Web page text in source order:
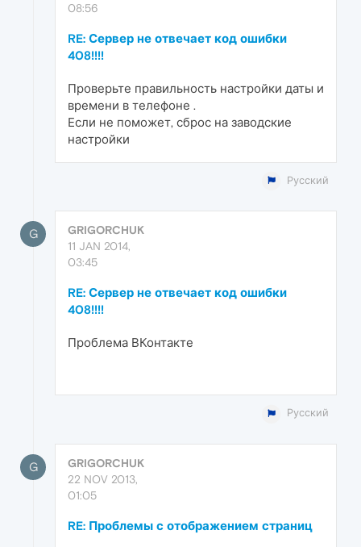
08:56
RE: Сервер не отвечает код ошибки
408!!!!
Проверьте правильность настройки даты и
времени в телефоне .
Если не поможет, сброс на заводские
настройки
Русский
G
GRIGORCHUK
11 JAN 2014,
03:45
RE: Сервер не отвечает код ошибки
408!!!!
Проблема ВКонтакте
Русский
G
GRIGORCHUK
22 NOV 2013,
01:05
RE: Проблемы с отображением страниц